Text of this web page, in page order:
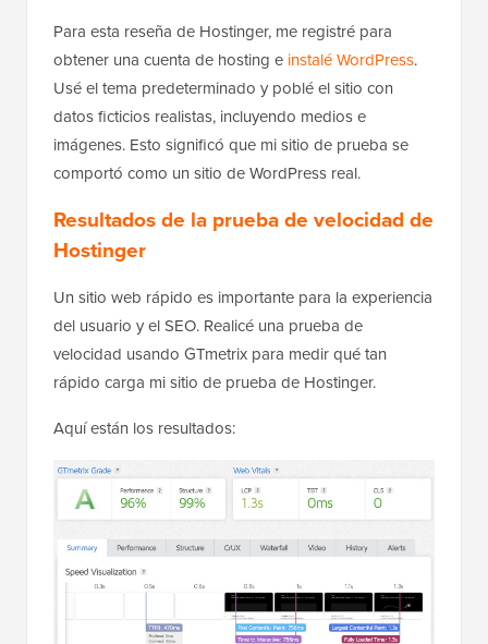
Para esta reseña de Hostinger, me registré para
obtener una cuenta de hosting e instalé WordPress.
Usé el tema predeterminado y poblé el sitio con
datos ficticios realistas, incluyendo medios e
imágenes. Esto significó que mi sitio de prueba se
comportó como un sitio de WordPress real.
Resultados de la prueba de velocidad de
Hostinger
Un sitio web rápido es importante para la experiencia
del usuario y el SEO. Realicé una prueba de
velocidad usando GTmetrix para medir qué tan
rápido carga mi sitio de prueba de Hostinger.
Aquí están los resultados: